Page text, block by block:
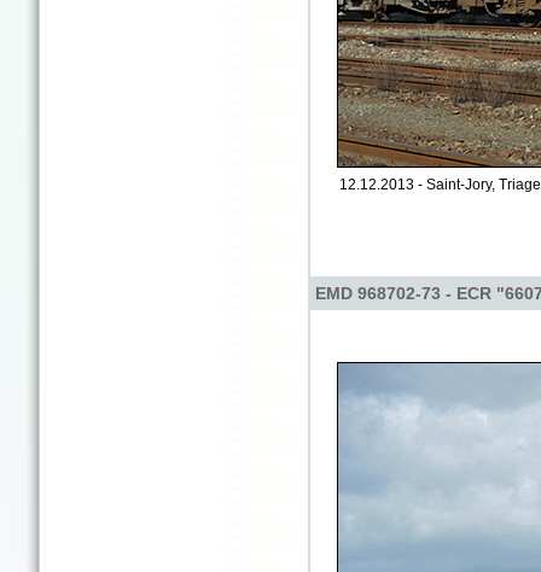
12.12.2013 - Saint-Jory,
EMD 968702-73 - ECR